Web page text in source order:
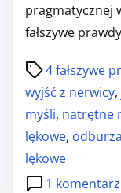
pragmatycznej
fałszywe
4 fałszywe
wyjść z nerwicy,
myśli, natrętne
lękowe,
lękowe
1 komentarz
P
o
s
t
r
e